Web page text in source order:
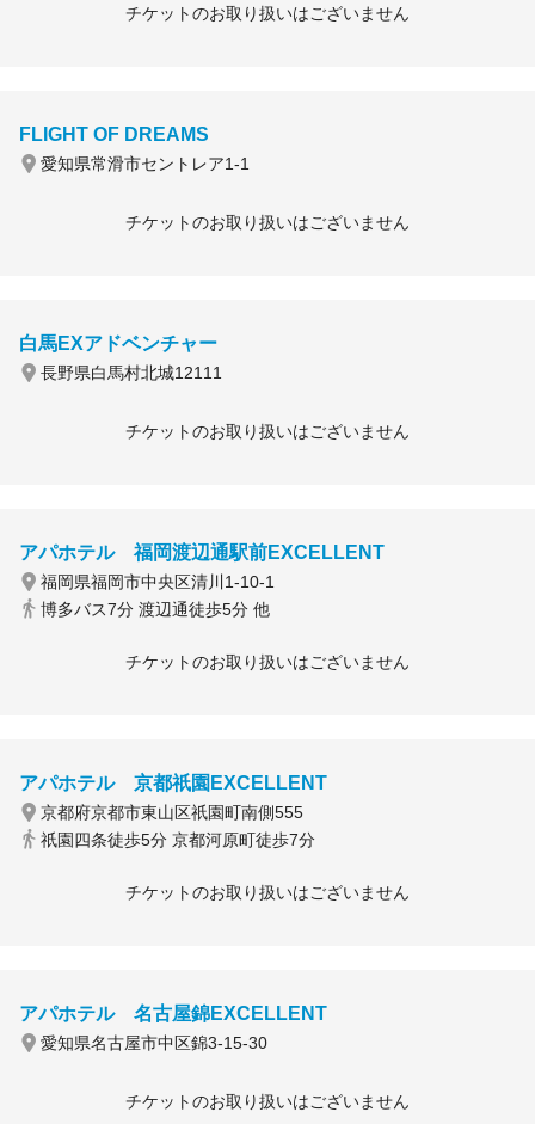
チケットのお取り扱いはございません
FLIGHT OF DREAMS
愛知県常滑市セントレア1-1
チケットのお取り扱いはございません
白馬EXアドベンチャー
長野県白馬村北城12111
チケットのお取り扱いはございません
アパホテル 福岡渡辺通駅前EXCELLENT
福岡県福岡市中央区清川1-10-1
博多バス7分 渡辺通徒歩5分 他
チケットのお取り扱いはございません
アパホテル 京都祇園EXCELLENT
京都府京都市東山区祇園町南側555
祇園四条徒歩5分 京都河原町徒歩7分
チケットのお取り扱いはございません
アパホテル 名古屋錦EXCELLENT
愛知県名古屋市中区錦3-15-30
チケットのお取り扱いはございません